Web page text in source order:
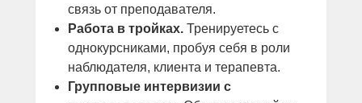
связь от преподавателя.
Работа в тройках. Тренируетесь с
однокурсниками, пробуя себя в роли
наблюдателя, клиента и терапевта.
Групповые интервизии с